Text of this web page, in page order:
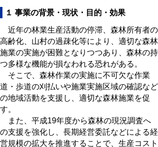
１ 事業の背景・現状・目的・効果
近年の林業生産活動の停滞、森林所有者の
高齢化、山村の過疎化等により、適切な森林
施業の実施が困難となりつつあり、森林の持
つ多様な機能が損なわれる恐れがある。
そこで、森林作業の実施に不可欠な作業
道・歩道の刈払いや施業実施区域の確認など
の地域活動を支援し、適切な森林施業を促
す。
また、平成19年度から森林の現況調査へ
の支援を強化し、長期経営委託などによる経
営規模の拡大を推進することで、生産コスト